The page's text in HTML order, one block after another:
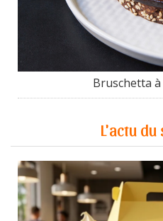
Bruschetta
L'actu du